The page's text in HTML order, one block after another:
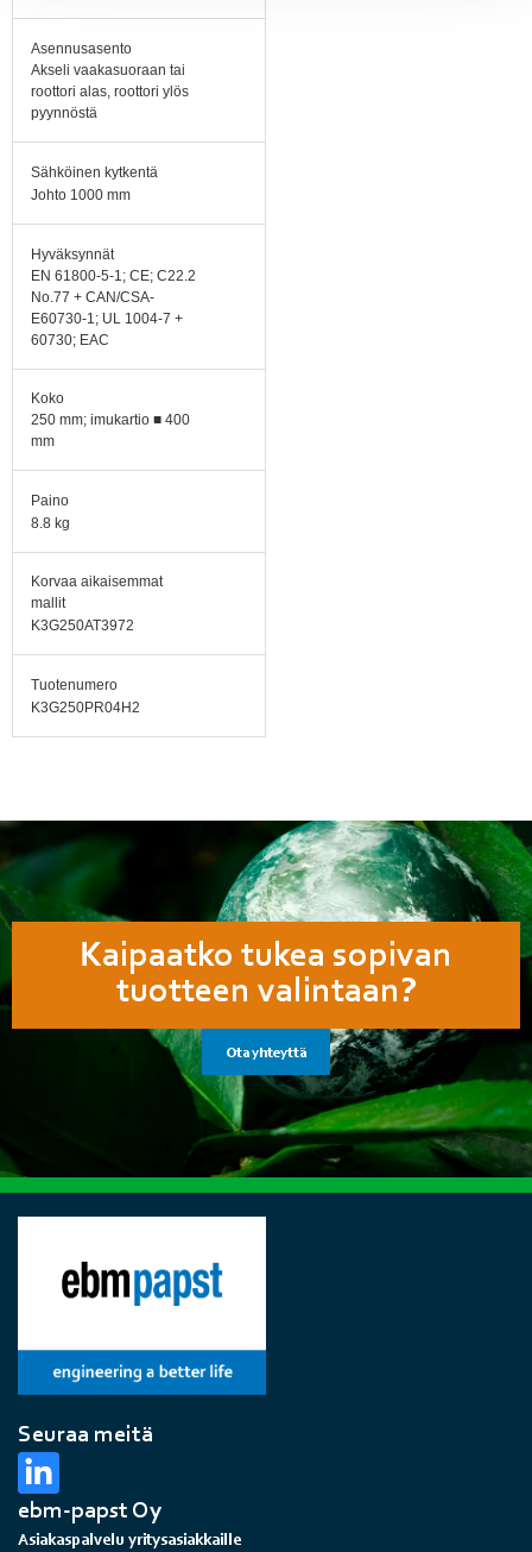
Asennusasento
Akseli vaakasuoraan tai
roottori alas, roottori ylös
pyynnöstä
Sähköinen kytkentä
Johto 1000 mm
Hyväksynnät
EN 61800-5-1; CE; C22.2
No.77 + CAN/CSA-
E60730-1; UL 1004-7 +
60730; EAC
Koko
250 mm; imukartio ■ 400
mm
Paino
8.8 kg
Korvaa aikaisemmat
mallit
K3G250AT3972
Tuotenumero
K3G250PR04H2
Kaipaatko tukea sopivan
tuotteen valintaan?
Ota yhteyttä
Seuraa meitä
ebm-papst Oy
Asiakaspalvelu yritysasiakkaille